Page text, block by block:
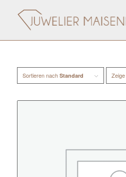
Sortieren nach Standard Zeige